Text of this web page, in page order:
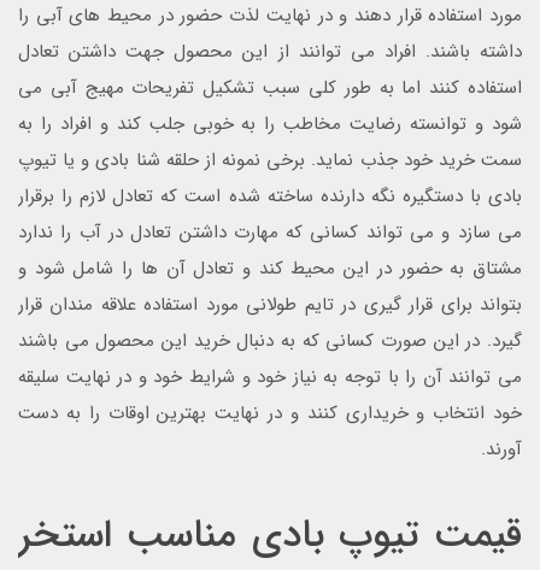
مورد استفاده قرار دهند و در نهایت لذت حضور در محیط های آبی را
داشته باشند. افراد می توانند از این محصول جهت داشتن تعادل
استفاده کنند اما به طور کلی سبب تشکیل تفریحات مهیج آبی می
شود و توانسته رضایت مخاطب را به خوبی جلب کند و افراد را به
سمت خرید خود جذب نماید. برخی نمونه از حلقه شنا بادی و یا تیوپ
بادی با دستگیره نگه دارنده ساخته شده است که تعادل لازم را برقرار
می سازد و می تواند کسانی که مهارت داشتن تعادل در آب را ندارد
مشتاق به حضور در این محیط کند و تعادل آن ها را شامل شود و
بتواند برای قرار گیری در تایم طولانی مورد استفاده علاقه مندان قرار
گیرد. در این صورت کسانی که به دنبال خرید این محصول می باشند
می توانند آن را با توجه به نیاز خود و شرایط خود و در نهایت سلیقه
خود انتخاب و خریداری کنند و در نهایت بهترین اوقات را به دست
آورند.
قیمت تیوپ بادی مناسب استخر